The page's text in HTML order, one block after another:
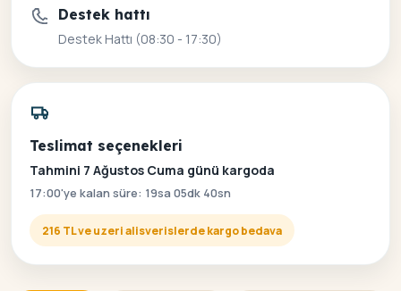
Destek hattı
Destek Hattı (08:30 - 17:30)
Teslimat seçenekleri
Tahmini 7 Ağustos Cuma günü kargoda
17:00'ye kalan süre: 19sa 05dk 39sn
216 TL ve uzeri alisverislerde kargo bedava